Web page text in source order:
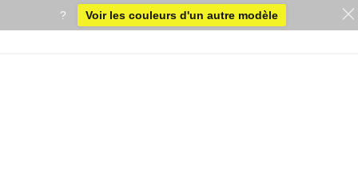
? Voir les couleurs d'un autre modèle